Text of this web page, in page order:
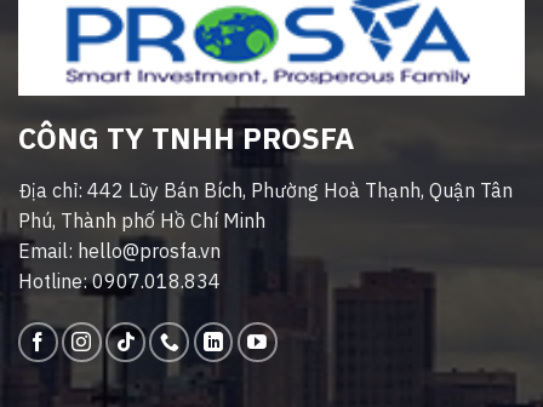
CÔNG TY TNHH PROSFA
Địa chỉ: 442 Lũy Bán Bích, Phường Hoà Thạnh, Quận Tân
Phú, Thành phố Hồ Chí Minh
Email: hello@prosfa.vn
Hotline: 0907.018.834